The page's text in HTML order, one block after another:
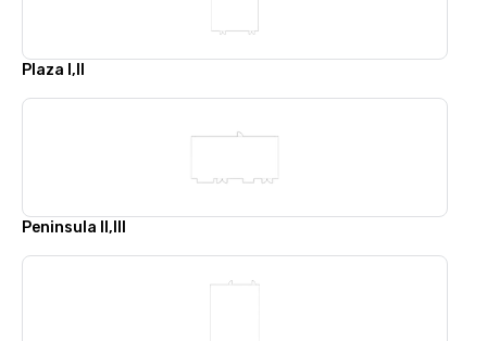
Plaza I,II
Peninsula II,III